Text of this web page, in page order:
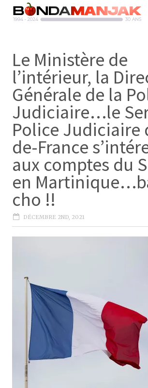
Le Ministère de
l’intérieur, la
Générale de la
Judiciaire…le
Police Judiciaire
de-France
aux comptes du
en
cho !!
DÉCEMBRE 2ND, 2021